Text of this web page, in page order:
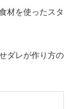
材を使ったスタ
ダレが作り方の